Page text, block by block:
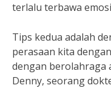
terlalu terbawa
Tips kedua adalah
perasaan kita
dengan berolahraga
Denny, seorang